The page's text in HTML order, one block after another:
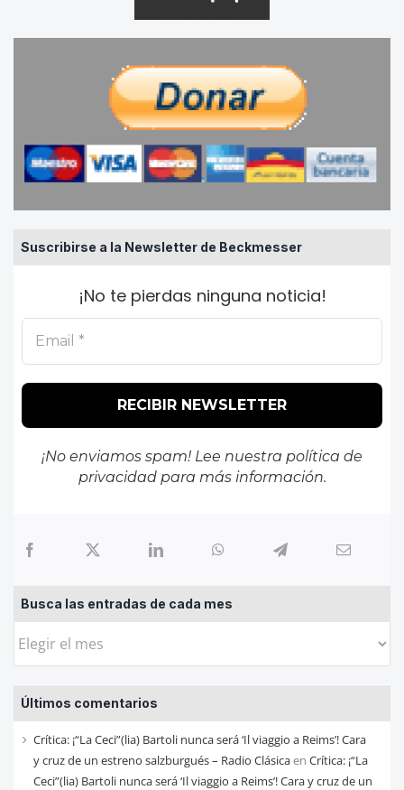
Suscribirse a la Newsletter de Beckmesser
¡No te pierdas ninguna noticia!
¡No enviamos spam! Lee nuestra política de
privacidadpara más información.
Busca las entradas de cada mes
Busca
entradas
de
cada
mes
Últimos comentarios
Crítica: ¡“La Ceci”(lia) Bartoli nunca será ‘Il viaggio a Reims’! Cara
y cruz de un estreno salzburgués – Radio Clásicaen Crítica: ¡“La
Ceci”(lia) Bartoli nunca será ‘Il viaggio a Reims’! Cara y cruz de un